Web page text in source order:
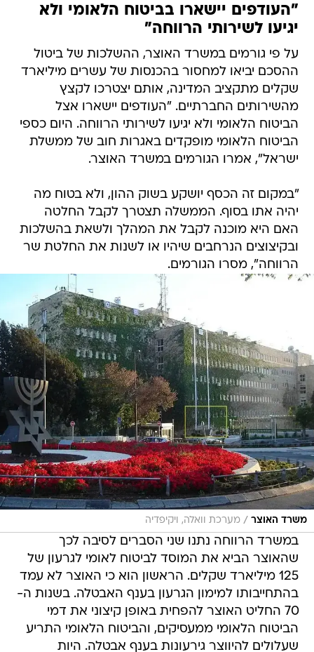
"העודפים יישארו בביטוח הלאומי ולא
יגיעו לשירותי הרווחה"
על פי גורמים במשרד האוצר, ההשלכות של ביטול
ההסכם יביאו למחסור בהכנסות של עשרים מיליארד
שקלים מתקציב המדינה, אותם יצטרכו לקצץ
מהשירותים החברתיים. "העודפים יישארו אצל
הביטוח הלאומי ולא יגיעו לשירותי הרווחה. היום כספי
הביטוח הלאומי מופקדים באגרות חוב של ממשלת
ישראל", אמרו הגורמים במשרד האוצר.
"במקום זה הכסף יושקע בשוק ההון, ולא בטוח מה
יהיה אתו בסוף. הממשלה תצטרך לקבל החלטה
האם היא מוכנה לקבל את המהלך ולשאת בהשלכות
ובקיצוצים הנרחבים שיהיו או לשנות את החלטת שר
הרווחה", מסרו הגורמים.
משרד האוצר / מערכת וואלה, ויקיפדיה
במשרד הרווחה נתנו שני הסברים לסיבה לכך
שהאוצר הביא את המוסד לביטוח לאומי לגרעון של
125 מיליארד שקלים. הראשון הוא כי האוצר לא עמד
בהתחייבותו למימון הגרעון בענף האבטלה. בשנות ה-
70 החליט האוצר להפחית באופן קיצוני את דמי
הביטוח הלאומי ממעסיקים, והביטוח הלאומי התריע
שעלולים להיווצר גירעונות בענף אבטלה. היות